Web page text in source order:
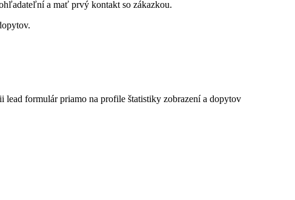
a mať prvý kontakt so zákazkou.
lead formulár priamo na profile štatistiky zobrazení a dopytov